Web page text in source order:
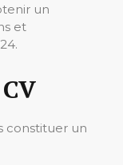
un
et
constituer un